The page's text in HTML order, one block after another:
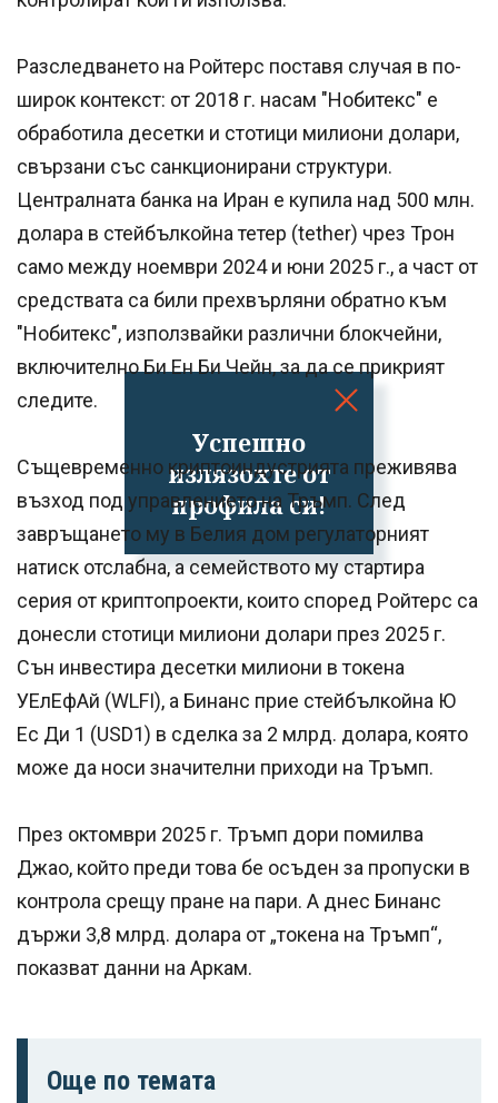
Успешно
излязохте от
профила си!
Разследването на Ройтерс поставя случая в по-
широк контекст: от 2018 г. насам "Нобитекс" е
обработила десетки и стотици милиони долари,
свързани със санкционирани структури.
Централната банка на Иран е купила над 500 млн.
долара в стейбълкойна тетер (tether) чрез Трон
само между ноември 2024 и юни 2025 г., а част от
средствата са били прехвърляни обратно към
"Нобитекс", използвайки различни блокчейни,
включително Би Ен Би Чейн, за да се прикрият
следите.
Същевременно криптоиндустрията преживява
възход под управлението на Тръмп. След
завръщането му в Белия дом регулаторният
натиск отслабна, а семейството му стартира
серия от криптопроекти, които според Ройтерс са
донесли стотици милиони долари през 2025 г.
Сън инвестира десетки милиони в токена
УЕлЕфАй (WLFI), а Бинанс прие стейбълкойна Ю
Ес Ди 1 (USD1) в сделка за 2 млрд. долара, която
може да носи значителни приходи на Тръмп.
През октомври 2025 г. Тръмп дори помилва
Джао, който преди това бе осъден за пропуски в
контрола срещу пране на пари. А днес Бинанс
държи 3,8 млрд. долара от „токена на Тръмп“,
показват данни на Аркам.
Още по темата